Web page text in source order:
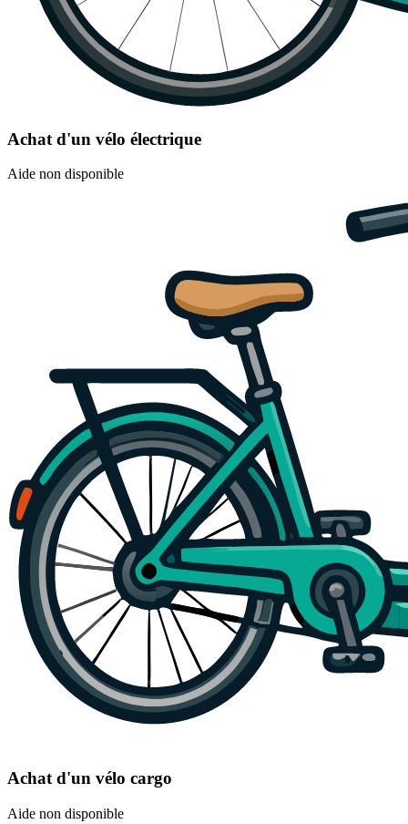
Achat d'un vélo électrique
Aide non disponible
Achat d'un vélo cargo
Aide non disponible